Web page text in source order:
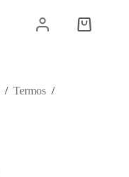
Carro
de
/ Termos /